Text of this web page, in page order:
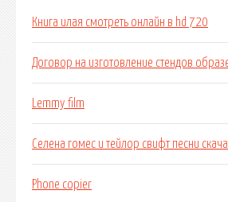
Книга илая смотреть онлайн в hd 720
Договор на изготовление стендов
Lemmy film
Селена гомес и тейлор свифт песни
Phone copier